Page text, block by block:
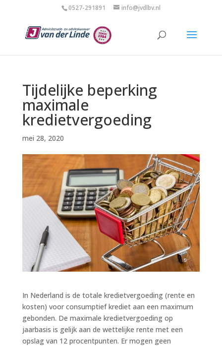
0527-291891 info@jvdlbv.nl
Tijdelijke beperking
maximale
kredietvergoeding
mei 28, 2020
In Nederland is de totale kredietvergoeding (rente en
kosten) voor consumptief krediet aan een maximum
gebonden. De maximale kredietvergoeding op
jaarbasis is gelijk aan de wettelijke rente met een
opslag van 12 procentpunten. Er mogen geen